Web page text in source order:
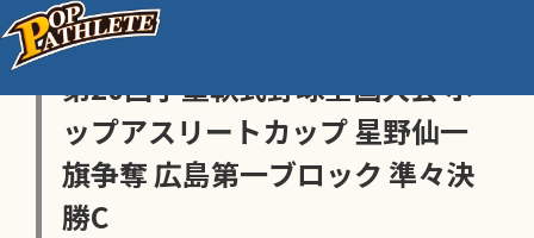
センス・トラストトーナメント
第20回学童軟式野球全国大会 ポ
ップアスリートカップ 星野仙一
旗争奪 広島第一ブロック 準々決
勝C